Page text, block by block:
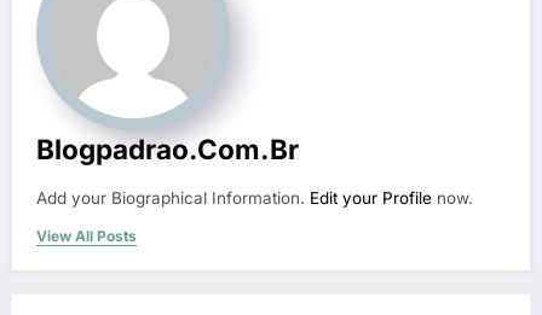
Blogpadrao.com.br
Add your Biographical Information. Edit your Profile now.
View All Posts